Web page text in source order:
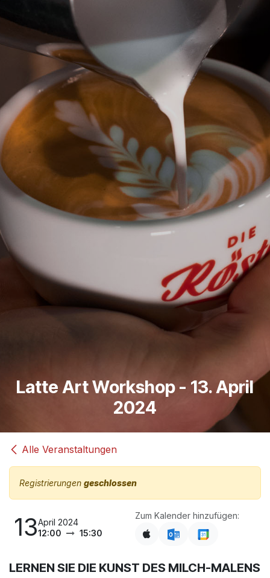
Latte Art Workshop - 13. April
2024
Alle Veranstaltungen
Registrierungen geschlossen
13April 2024
12:00
15:30
Zum Kalender hinzufügen:
LERNEN SIE DIE KUNST DES MILCH-MALENS